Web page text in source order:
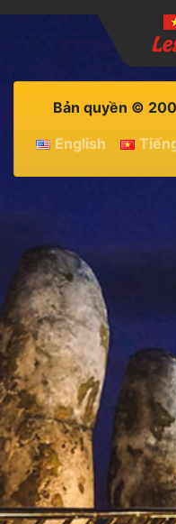
Bản quyền ©
English